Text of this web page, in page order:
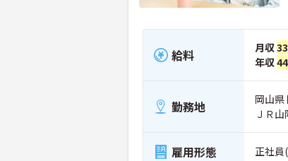
給料 月収
年収
勤務地
岡山
ＪＲ
雇用形態 正社員